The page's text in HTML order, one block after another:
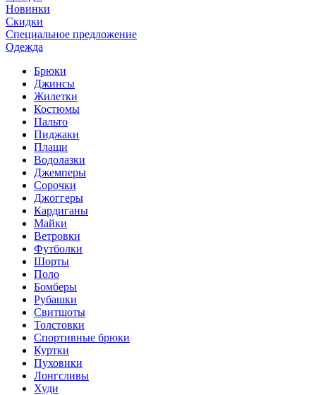
Новинки
Скидки
Специальное предложение
Одежда
Брюки
Джинсы
Жилетки
Костюмы
Пальто
Пиджаки
Плащи
Водолазки
Джемперы
Сорочки
Джоггеры
Кардиганы
Майки
Ветровки
Футболки
Шорты
Поло
Бомберы
Рубашки
Свитшоты
Толстовки
Спортивные брюки
Куртки
Пуховики
Лонгсливы
Худи